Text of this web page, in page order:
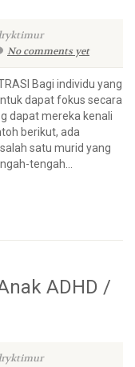
No comments yet
Bagi individu yang
dapat fokus secara
dapat mereka kenali
berikut, ada
satu murid yang
tengah...
ADHD /